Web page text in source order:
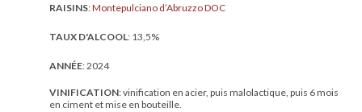
RAISINS:Montepulciano d’Abruzzo DOC
TAUX D'ALCOOL: 13,5%
ANNÉE: 2024
VINIFICATION: vinification en acier, puis malolactique, puis 6 mois
en ciment et mise en bouteille.